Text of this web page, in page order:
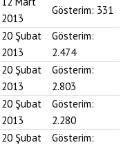
2013
Gösterim: 331
20 Şubat
2013
Gösterim:
2.474
20 Şubat
2013
Gösterim:
2.803
20 Şubat
2013
Gösterim:
2.280
20 Şubat
Gösterim: